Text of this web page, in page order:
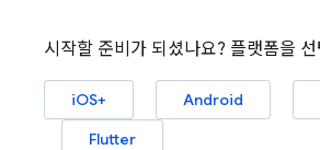
시작할 준비가 되셨나요? 플랫폼을
iOS+ Android
Flutter